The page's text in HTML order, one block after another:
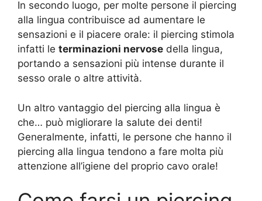
In secondo luogo, per molte persone il piercing
alla lingua contribuisce ad aumentare le
sensazioni e il piacere orale: il piercing stimola
infatti le terminazioni nervose della lingua,
portando a sensazioni più intense durante il
sesso orale o altre attività.
Un altro vantaggio del piercing alla lingua è
che… può migliorare la salute dei denti!
Generalmente, infatti, le persone che hanno il
piercing alla lingua tendono a fare molta più
attenzione all’igiene del proprio cavo orale!